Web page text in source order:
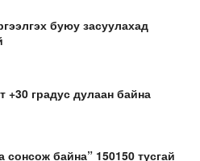
буюу засуулахад
+30 градус дулаан байна
сонсож байна” 150150 тусгай